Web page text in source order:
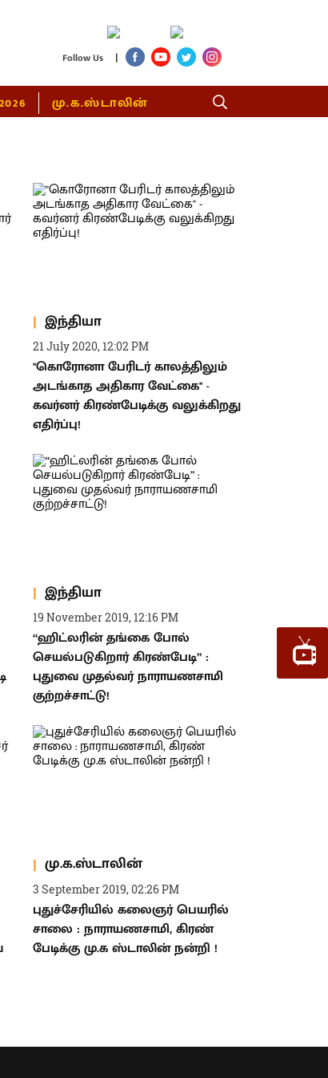
Follow Us |
மு.க.ஸ்டாலின்
இந்தியா
21 July 2020, 12:02 PM
''கொரோனா பேரிடர் காலத்திலும்
அடங்காத அதிகார வேட்கை'' -
கவர்னர் கிரண்பேடிக்கு வலுக்கிறது
எதிர்ப்பு!
இந்தியா
19 November 2019, 12:16 PM
“ஹிட்லரின் தங்கை போல்
செயல்படுகிறார் கிரண்பேடி” :
புதுவை முதல்வர் நாராயணசாமி
குற்றச்சாட்டு!
மு.க.ஸ்டாலின்
3 September 2019, 02:26 PM
புதுச்சேரியில் கலைஞர் பெயரில்
சாலை : நாராயணசாமி, கிரண்
பேடிக்கு மு.க ஸ்டாலின் நன்றி !